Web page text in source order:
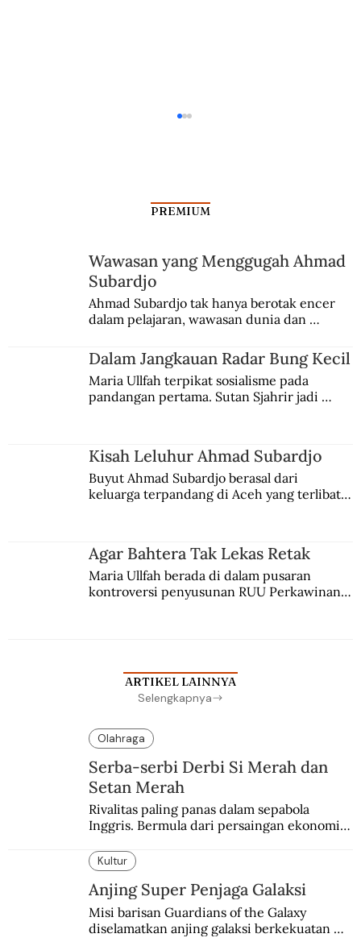
Filantropi Masa Resesi Ekonomi
PREMIUM
Wawasan yang Menggugah Ahmad
Subardjo
Ahmad Subardjo tak hanya berotak encer
dalam pelajaran, wawasan dunia dan
Jules Verne, Multatuli, hingga Sun Yat-sen.
Dalam Jangkauan Radar Bung Kecil
Maria Ullfah terpikat sosialisme pada
pandangan pertama. Sutan Sjahrir jadi
Kisah Leluhur Ahmad Subardjo
Buyut Ahmad Subardjo berasal dari
keluarga terpandang di Aceh yang terlibat
Agar Bahtera Tak Lekas Retak
Maria Ullfah berada di dalam pusaran
kontroversi penyusunan RUU Perkawinan.
ARTIKEL LAINNYA
Selengkapnya
Olahraga
Serba-serbi Derbi Si Merah dan
Setan Merah
Rivalitas paling panas dalam sepabola
Inggris. Bermula dari persaingan ekonomi
Kultur
Anjing Super Penjaga Galaksi
Misi barisan Guardians of the Galaxy
diselamatkan anjing galaksi berkekuatan